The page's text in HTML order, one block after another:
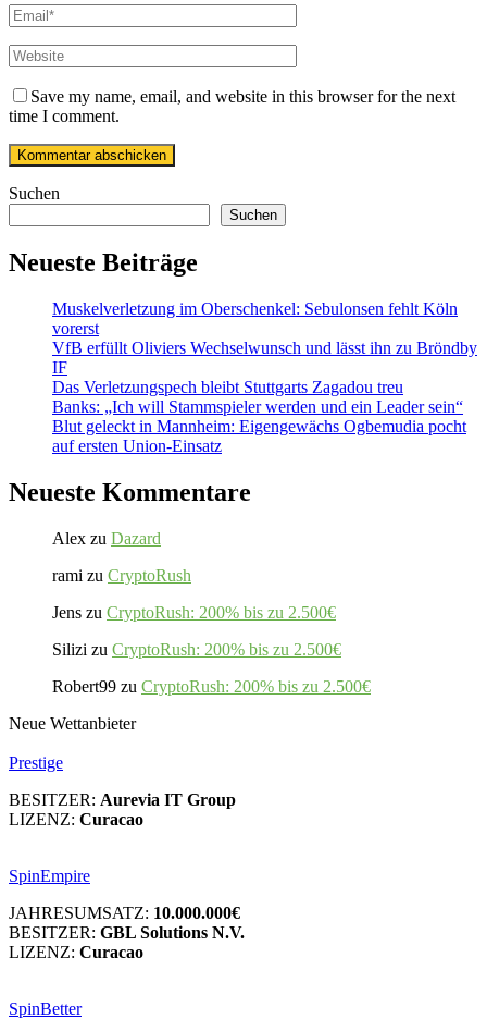
Save my name, email, and website in this browser for the next
time I comment.
Suchen
Suchen
Neueste Beiträge
Muskelverletzung im Oberschenkel: Sebulonsen fehlt Köln
vorerst
VfB erfüllt Oliviers Wechselwunsch und lässt ihn zu Bröndby
IF
Das Verletzungspech bleibt Stuttgarts Zagadou treu
Banks: „Ich will Stammspieler werden und ein Leader sein“
Blut geleckt in Mannheim: Eigengewächs Ogbemudia pocht
auf ersten Union-Einsatz
Neueste Kommentare
Alex zu Dazard
rami zu CryptoRush
Jens zu CryptoRush: 200% bis zu 2.500€
Silizi zu CryptoRush: 200% bis zu 2.500€
Robert99 zu CryptoRush: 200% bis zu 2.500€
Neue Wettanbieter
Prestige
BESITZER: Aurevia IT Group
LIZENZ: Curacao
SpinEmpire
JAHRESUMSATZ: 10.000.000€
BESITZER: GBL Solutions N.V.
LIZENZ: Curacao
SpinBetter